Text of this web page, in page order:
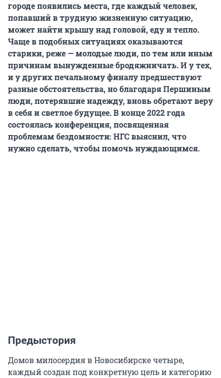
городе появились места, где каждый человек,
попавший в трудную жизненную ситуацию,
может найти крышу над головой, еду и тепло.
Чаще в подобных ситуациях оказываются
старики, реже — молодые люди, по тем или иным
причинам вынужденные бродяжничать. И у тех,
и у других печальному финалу предшествуют
разные обстоятельства, но благодаря Першиным
люди, потерявшие надежду, вновь обретают веру
в себя и светлое будущее. В конце 2022 года
состоялась конференция, посвященная
проблемам бездомности: НГС выяснил, что
нужно сделать, чтобы помочь нуждающимся.
Предыстория
Домов милосердия в Новосибирске четыре,
каждый создан под конкретную цель и категорию